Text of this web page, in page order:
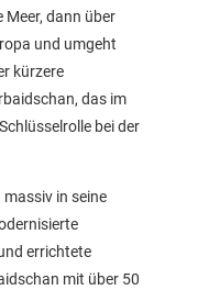
dann über
und umgeht
kürzere
das im
bei der
in seine
errichtete
mit über 50